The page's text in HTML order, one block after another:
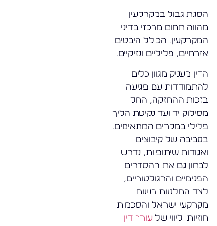
הסגת גבול במקרקעין
מהווה תחום מרכזי בדיני
המקרקעין, הכולל היבטים
אזרחיים, פליליים ונזיקיים.
הדין מעניק מגוון כלים
להתמודדות עם פגיעה
בזכות ההחזקה, החל
מסילוק יד ועד נקיטת הליך
פלילי במקרים המתאימים.
בסביבה של קיבוצים
ואגודות שיתופיות, נדרש
לבחון גם את ההסדרים
הפנימיים והרגולטוריים,
לצד החלטות רשות
מקרקעי ישראל והסכמות
חוזיות. ליווי של עורך דין